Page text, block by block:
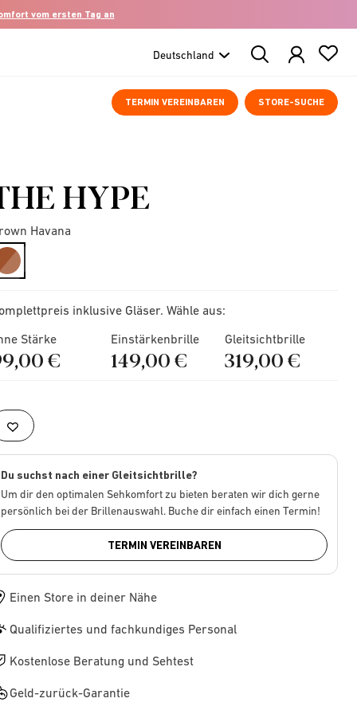
vom ersten Tag an
Search
Products
TERMIN VEREINBAREN STORE-SUCHE
HYPE
Havana
selected
inklusive Gläser. Wähle aus:
Stärke
€
Einstärkenbrille
149,00 €
Gleitsichtbrille
319,00 €
Du suchst nach einer Gleitsichtbrille?
Um dir den optimalen Sehkomfort zu bieten beraten wir dich gerne
persönlich bei der Brillenauswahl. Buche dir einfach einen Termin!
TERMIN VEREINBAREN
Einen Store in deiner Nähe
Qualifiziertes und fachkundiges Personal
Kostenlose Beratung und Sehtest
Geld-zurück-Garantie